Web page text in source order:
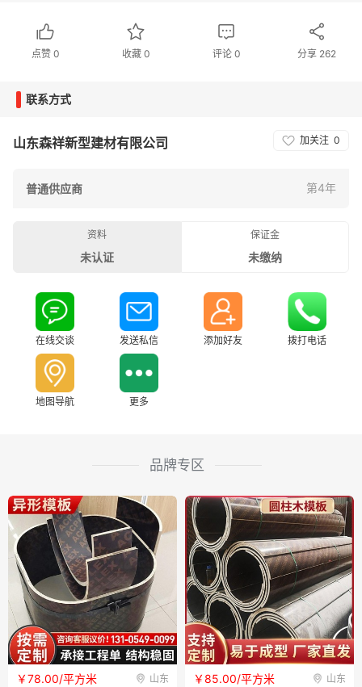
点赞 0 收藏 0 评论 0 分享 262
联系方式
加关注 0
山东森祥新型建材有限公司
普通供应商 第4年
资料
未认证
保证金
未缴纳
在线交谈 发送私信 添加好友 拨打电话
地图导航 更多
品牌专区
山东
￥78.00/平方米 山东
￥85.00/平方米